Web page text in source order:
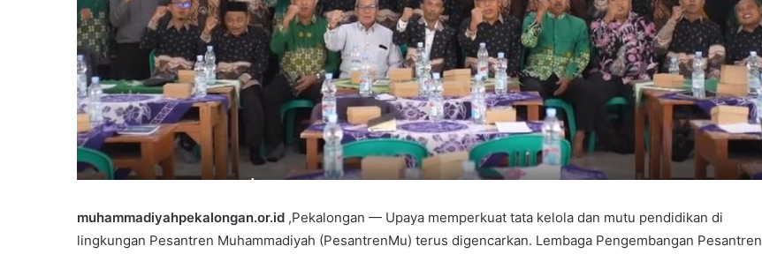
muhammadiyahpekalongan.or.id ,Pekalongan — Upaya memperkuat tata kelola dan mutu pendidikan di
lingkungan Pesantren Muhammadiyah (PesantrenMu) terus digencarkan. Lembaga Pengembangan Pesantren